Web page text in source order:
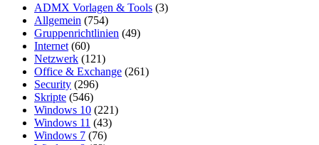
ADMX Vorlagen & Tools (3)
Allgemein (754)
Gruppenrichtlinien (49)
Internet (60)
Netzwerk (121)
Office & Exchange (261)
Security (296)
Skripte (546)
Windows 10 (221)
Windows 11 (43)
Windows 7 (76)